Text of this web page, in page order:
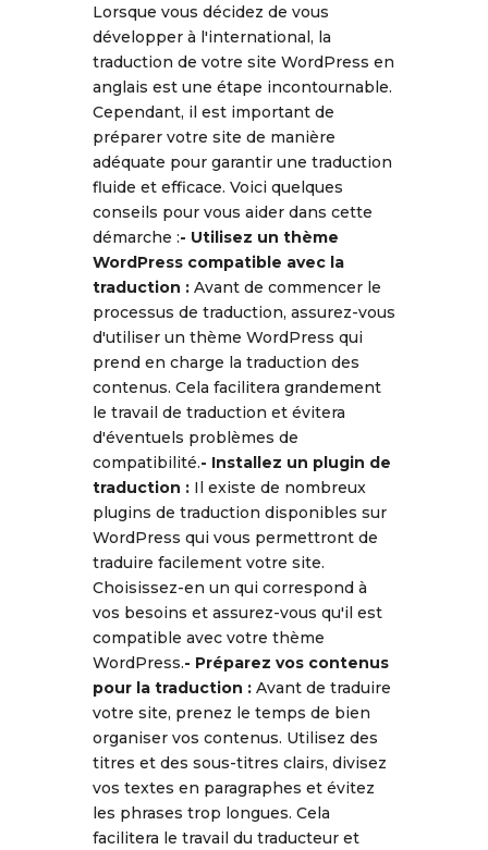
Lorsque vous décidez de vous
développer à l'international, la
traduction de votre site WordPress en
anglais est une étape incontournable.
Cependant, il est important de
préparer votre site de manière
adéquate pour garantir une traduction
fluide et efficace. Voici quelques
conseils pour vous aider dans cette
démarche :- Utilisez un thème
WordPress compatible avec la
traduction : Avant de commencer le
processus de traduction, assurez-vous
d'utiliser un thème WordPress qui
prend en charge la traduction des
contenus. Cela facilitera grandement
le travail de traduction et évitera
d'éventuels problèmes de
compatibilité.- Installez un plugin de
traduction : Il existe de nombreux
plugins de traduction disponibles sur
WordPress qui vous permettront de
traduire facilement votre site.
Choisissez-en un qui correspond à
vos besoins et assurez-vous qu'il est
compatible avec votre thème
WordPress.- Préparez vos contenus
pour la traduction : Avant de traduire
votre site, prenez le temps de bien
organiser vos contenus. Utilisez des
titres et des sous-titres clairs, divisez
vos textes en paragraphes et évitez
les phrases trop longues. Cela
facilitera le travail du traducteur et